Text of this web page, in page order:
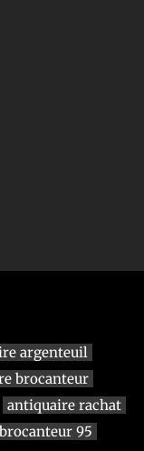
argenteuil
brocanteur
antiquaire rachat
brocanteur 95